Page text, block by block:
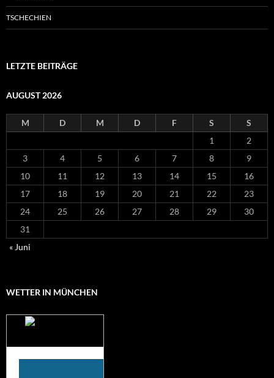
TSCHECHIEN
LETZTE BEITRÄGE
AUGUST 2026
M D M D F S
S
1
2
3
4 5 6 7 8
9
10
11 12 13 14 15
16
17
18 19 20 21 22
23
24
25 26 27 28 29
30
31
« Juni
WETTER IN MÜNCHEN